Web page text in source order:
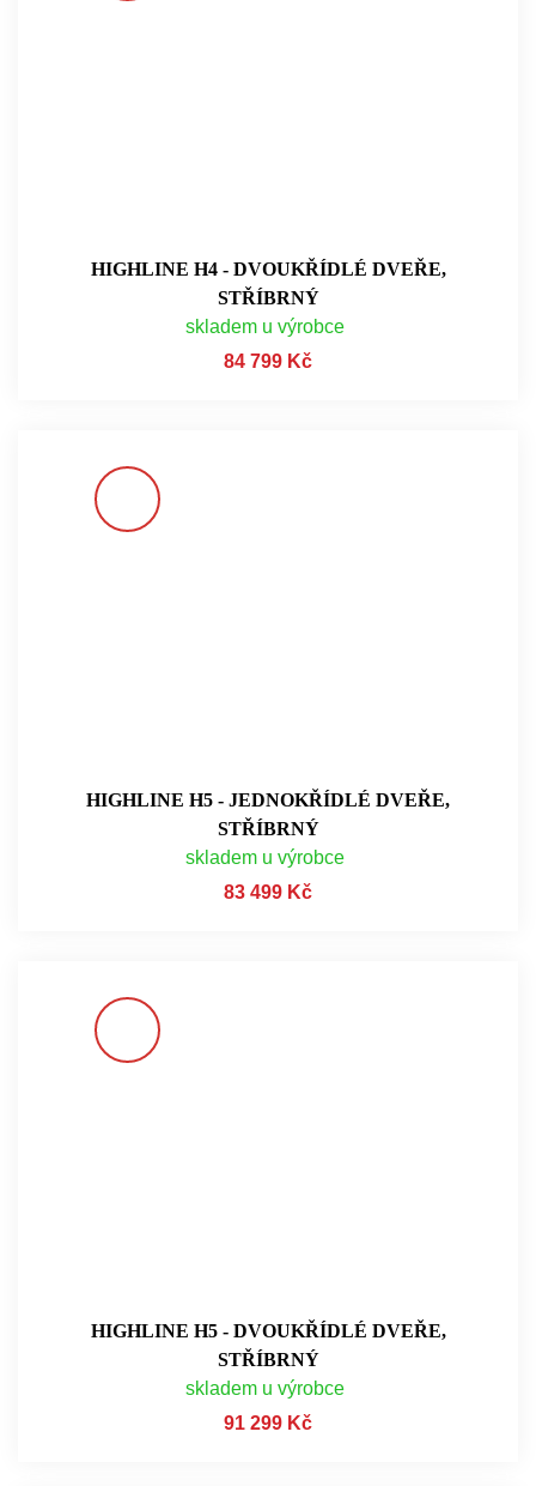
HIGHLINE H4 - DVOUKŘÍDLÉ DVEŘE,
STŘÍBRNÝ
skladem u výrobce
84 799 Kč
HIGHLINE H5 - JEDNOKŘÍDLÉ DVEŘE,
STŘÍBRNÝ
skladem u výrobce
83 499 Kč
HIGHLINE H5 - DVOUKŘÍDLÉ DVEŘE,
STŘÍBRNÝ
skladem u výrobce
91 299 Kč